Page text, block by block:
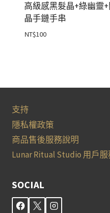
高級感黑髮晶+綠幽靈
晶手鏈手串
NT$100
支持
隱私權政策
商品售後服務說明
Lunar Ritual Studio 用戶
SOCIAL